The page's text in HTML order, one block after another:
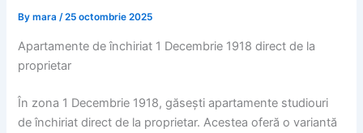
Bymara/25 octombrie 2025
Apartamente de închiriat 1 Decembrie 1918 direct de la
proprietar
În zona 1 Decembrie 1918, găsești apartamente studiouri
de închiriat direct de la proprietar. Acestea oferă o variantă